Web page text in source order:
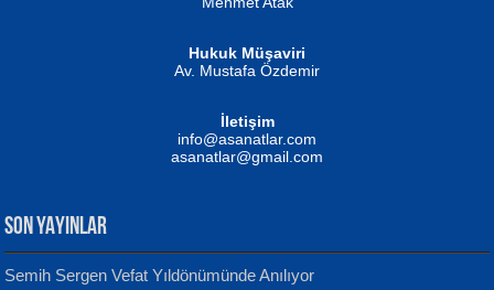
Hukuk Müşaviri
Av. Mustafa Özdemir
İletişim
info@asanatlar.com
asanatlar@gmail.com
SON YAYINLAR
Semih Sergen Vefat Yıldönümünde Anılıyor